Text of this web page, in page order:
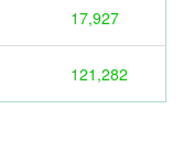
17,927
121,282